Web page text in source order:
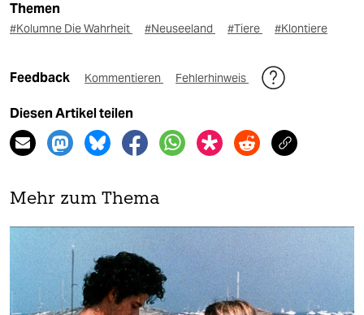
Themen
#Kolumne Die Wahrheit #Neuseeland #Tiere #Klontiere
Feedback Kommentieren Fehlerhinweis
Diesen Artikel teilen
Mehr zum Thema